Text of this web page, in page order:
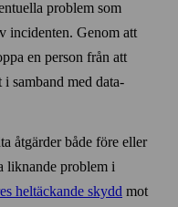
problem som
incidenten. Genom att
en person från att
i samband med data­
åtgärder både före eller
liknande problem i
hel­täckande skydd mot